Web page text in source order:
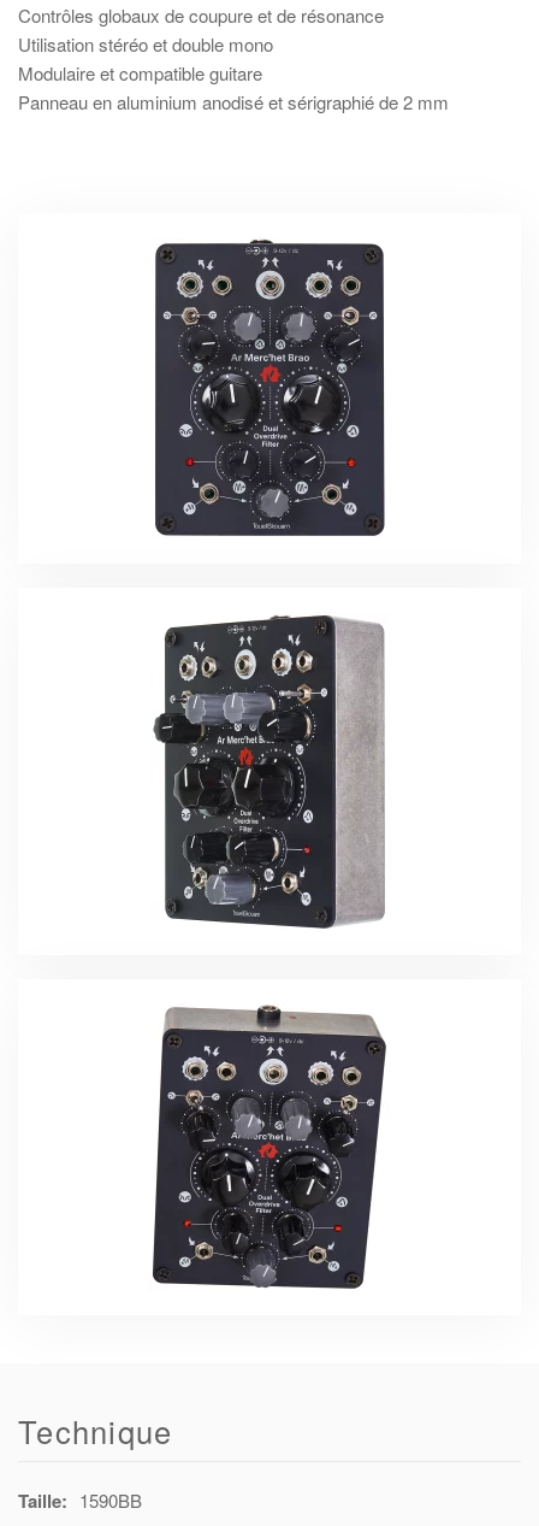
Contrôles globaux de coupure et de résonance
Utilisation stéréo et double mono
Modulaire et compatible guitare
Panneau en aluminium anodisé et sérigraphié de 2 mm
Technique
Taille: 1590BB